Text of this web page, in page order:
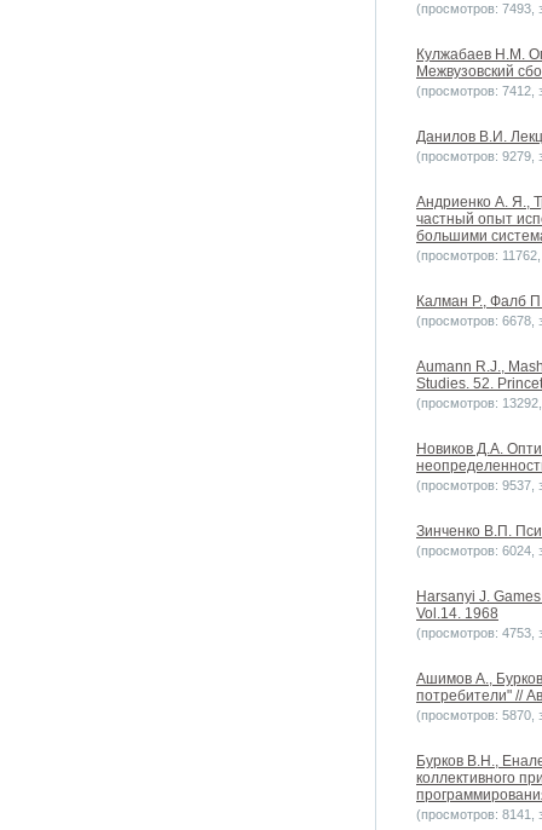
(просмотров: 7493,
Кулжабаев Н.М.
Межвузовский
(просмотров: 7412,
Данилов В.И.
(просмотров: 9279,
Андриенко А. Я.,
частный опыт
большими
(просмотров:
Калман Р., Фалб
(просмотров: 6678,
Aumann R.J.,
Studies. 52.
(просмотров:
Новиков Д.А.
(просмотров: 9537,
Зинченко В.П.
(просмотров: 6024,
Harsanyi J.
Vol.14. 1968
(просмотров: 4753,
Ашимов А.,
потребители" //
(просмотров: 5870,
Бурков B.H.,
коллективного
(просмотров: 8141,